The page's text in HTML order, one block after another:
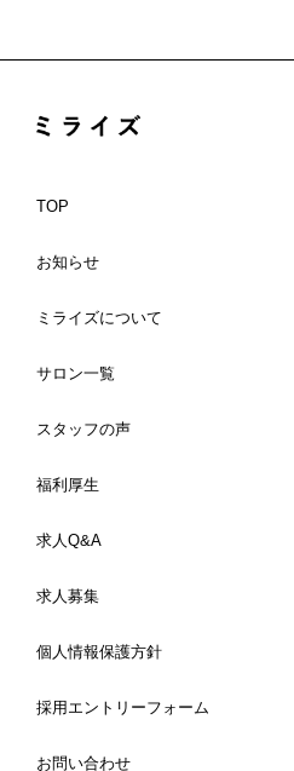
TOP
お知らせ
ミライズについて
サロン一覧
スタッフの声
福利厚生
求人Q&A
求人募集
個人情報保護方針
採用エントリーフォーム
お問い合わせ